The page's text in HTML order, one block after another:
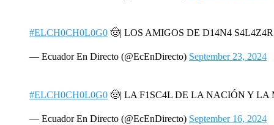
#ELCH0CH0L0G0 🤠| LOS AMIGOS DE D14N4
— Ecuador En Directo (@EcEnDirecto) September 23, 2024
#ELCH0CH0L0G0 🤠| LA F1SC4L DE LA NACIÓN Y LA
— Ecuador En Directo (@EcEnDirecto) September 16, 2024